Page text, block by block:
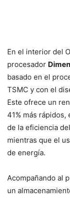
En el interior del
procesador
basado en el
TSMC y con el
Este ofrece un
41% más
de la eficiencia
mientras que el
de energía.
Acompañando al
un